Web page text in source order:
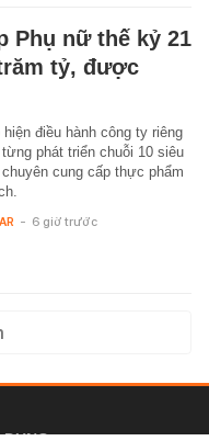
Phụ nữ thế kỷ 21
tỷ, được
hiện điều hành công ty riêng
phát triển chuỗi 10 siêu
cung cấp thực phẩm
- 6 giờ trước